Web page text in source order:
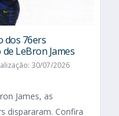
dos 76ers
LeBron James
30/07/2026
James, as
dispararam. Confira